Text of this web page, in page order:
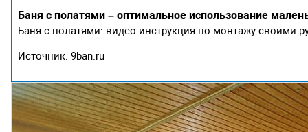
Баня с полатями – оптимальное использование
Баня с полатями: видео-инструкция по монтажу своими
Источник: 9ban.ru